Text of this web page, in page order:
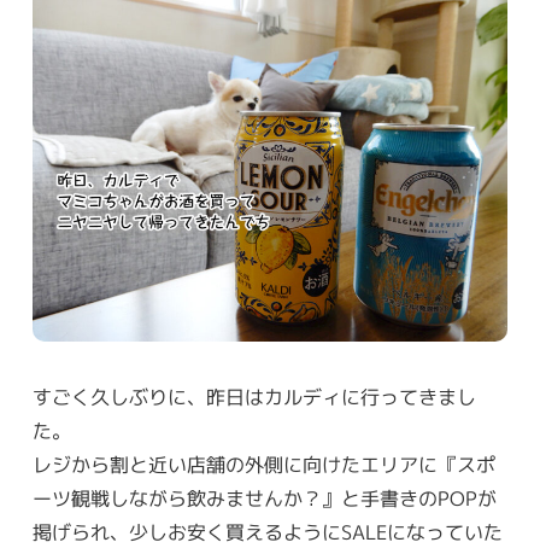
すごく久しぶりに、昨日はカルディに行ってきまし
た。
レジから割と近い店舗の外側に向けたエリアに『スポ
ーツ観戦しながら飲みませんか？』と手書きのPOPが
掲げられ、少しお安く買えるようにSALEになっていた